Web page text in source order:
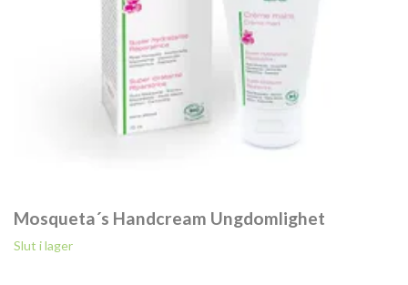
Mosqueta´s Handcream Ungdomlighet
Slut i lager